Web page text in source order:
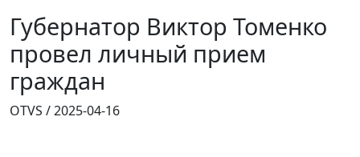
Губернатор Виктор Томенко
провел личный прием
граждан
OTVS /2025-04-16